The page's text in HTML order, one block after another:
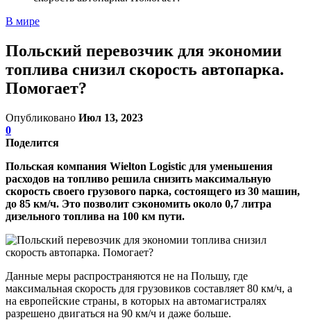
В мире
Польский перевозчик для экономии
топлива снизил скорость автопарка.
Помогает?
Опубликовано Июл 13, 2023
0
Поделится
Польская компания Wielton Logistic для уменьшения
расходов на топливо решила снизить максимальную
скорость своего грузового парка, состоящего из 30 машин,
до 85 км/ч. Это позволит сэкономить около 0,7 литра
дизельного топлива на 100 км пути.
Данные меры распространяются не на Польшу, где
максимальная скорость для грузовиков составляет 80 км/ч, а
на европейские страны, в которых на автомагистралях
разрешено двигаться на 90 км/ч и даже больше.